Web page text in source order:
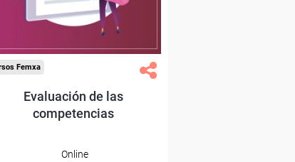
Compra segura
Femxa
Evaluación de las
competencias
Online